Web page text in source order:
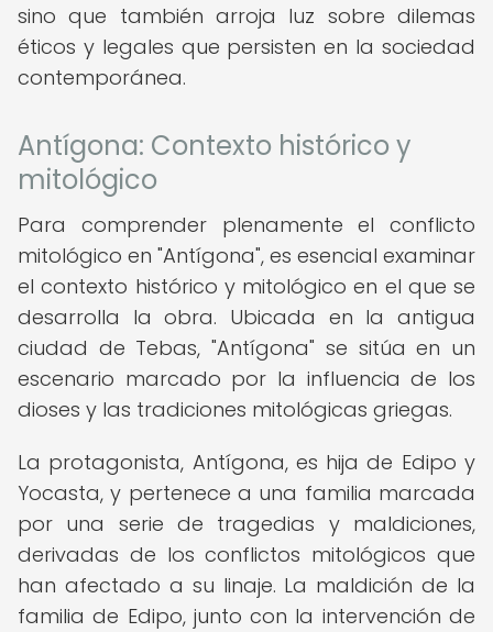
sino que también arroja luz sobre dilemas
éticos y legales que persisten en la sociedad
contemporánea.
Antígona: Contexto histórico y
mitológico
Para comprender plenamente el conflicto
mitológico en "Antígona", es esencial examinar
el contexto histórico y mitológico en el que se
desarrolla la obra. Ubicada en la antigua
ciudad de Tebas, "Antígona" se sitúa en un
escenario marcado por la influencia de los
dioses y las tradiciones mitológicas griegas.
La protagonista, Antígona, es hija de Edipo y
Yocasta, y pertenece a una familia marcada
por una serie de tragedias y maldiciones,
derivadas de los conflictos mitológicos que
han afectado a su linaje. La maldición de la
familia de Edipo, junto con la intervención de